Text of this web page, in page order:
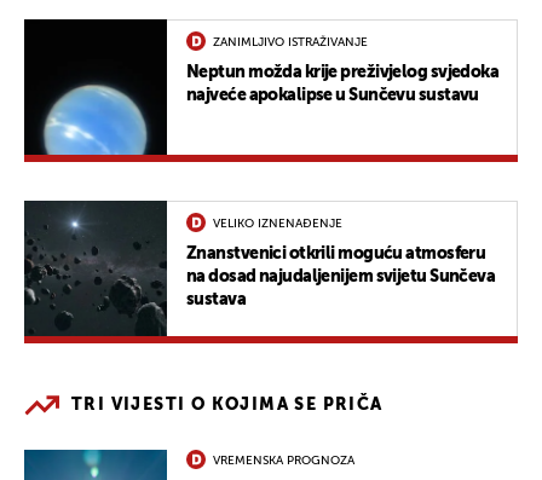
ZANIMLJIVO ISTRAŽIVANJE
Neptun možda krije preživjelog svjedoka
najveće apokalipse u Sunčevu sustavu
VELIKO IZNENAĐENJE
Znanstvenici otkrili moguću atmosferu
na dosad najudaljenijem svijetu Sunčeva
sustava
TRI VIJESTI O KOJIMA SE PRIČA
VREMENSKA PROGNOZA